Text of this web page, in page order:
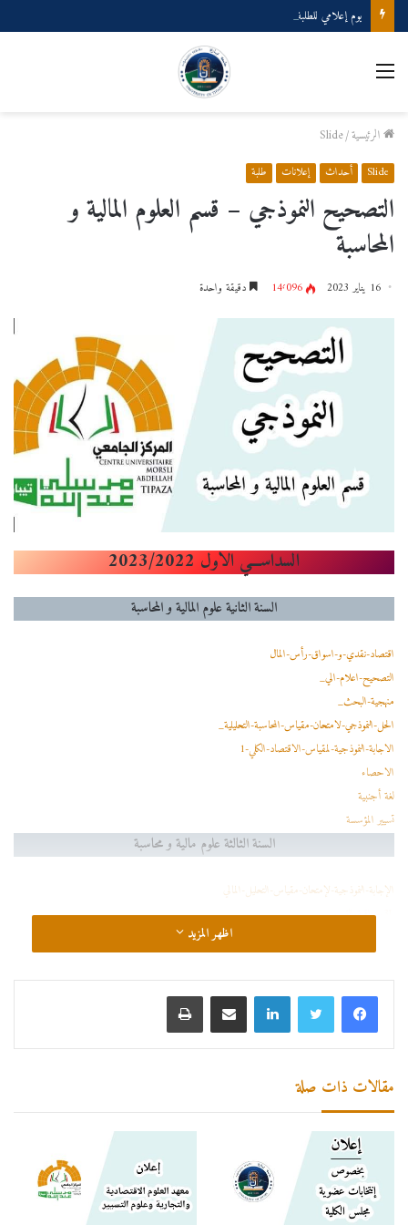
يوم إعلامي للطلبة المتخرجين دفعة 2025
القائمة
الرئيسية/
Slide
Slide أحداث إعلانات طلبة
التصحيح النموذجي – قسم العلوم المالية و
المحاسبة
16 يناير 2023 14٬096 دقيقة واحدة
السداســـي الاول 2023/2022
السنة الثانية علوم المالية و المحاسبة
اقتصاد-نقدي-و-اسواق-رأس-المال
التصحيح-اعلام-الي_
منهجية-البحث_
الحل-النموذجي-لامتحان-مقياس-المحاسبة-التحليلية_
الاجابة-النموذجية-لمقياس-الاقتصاد-الكلي-1
الاحصاء
لغة أجنبية
تسيير المؤسسة
السنة الثالثة علوم مالية و محاسبة
الإجابة-النموذجية-لإمتحان-مقياس-التحليل-المالي
الافلاس و التسوية القضائية
جباية مؤسسة
اللغة-الأجنبية-
السنة الثالثة مالية البنوك و التأمينات
حل_إمتحان_المحاضرة_محاسبة_البنوك_
تصحيح امتحان تقييم المشاريع
مقياس-قانون-التأمينات
التسويق البنكي
اظهر المزيد
لينكدإن مشاركة عبر البريد طباعة
مقالات ذات صلة